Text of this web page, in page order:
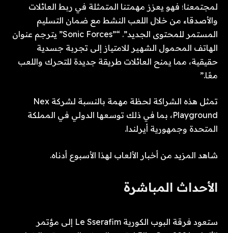
لمجتمعنا؛ فهو يعزز مهمتنا المتمثلة في ربط العائلات
والأصدقاء من خلال اللعب النشط مع ضمان التسليم
المستمر للمحتوى الجديد”. “”Sonic Forces” يترجم عنوان
الهاتف المحمول الشهير للامتياز إلى تجربة جسدية
حقيقية، مما يمنح العائلات طريقة جديدة للتحرك واللعب
معًا.”
تمثل هذه الشراكة لحظة مهمة بالنسبة لشركة Nex
Playground، بما في ذلك توسعها الدولي في المملكة
المتحدة وجمهورية أيرلندا.
شاهد المزيد من أخبار الألعاب لهذا الأسبوع أدناه.
الأحداث المباشرة
ستعود فرقة البوب ​​الكورية Le Sserafim إلى مؤتمر